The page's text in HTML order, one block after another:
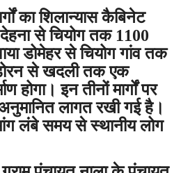
का शिलान्यास कैबिनेट
से चियोग तक 1100
डोमेहर से चियोग गांव तक
से खदली तक एक
होगा। इन तीनों मार्गों पर
लागत रखी गई है।
लंबे समय से स्थानीय लोग